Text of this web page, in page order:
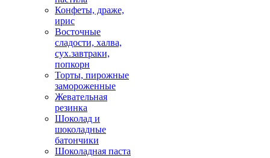
Конфеты, драже,
ирис
Восточные
сладости, халва,
сух.завтраки,
попкорн
Торты, пирожные
замороженные
Жевательная
резинка
Шоколад и
шоколадные
батончики
Шоколадная паста